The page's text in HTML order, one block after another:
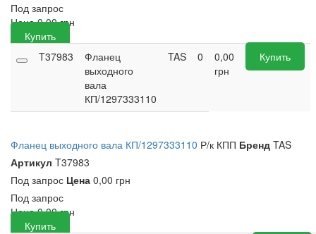
Под запрос
Цена 0,00грн
Купить
T37983
Фланец
выходного
вала
КП/1297333110
TAS 0
0,00
грн
Купить
Фланец выходного вала КП/1297333110 Р/к КПП Бренд TAS
Артикул T37983
Под запрос Цена 0,00 грн
Под запрос
Цена 0,00грн
Купить